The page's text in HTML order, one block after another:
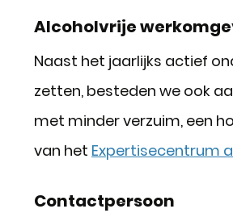
Alcoholvrije
Naast het jaarlijks actief
zetten, besteden we ook
met minder verzuim, een
van het Expertisecentrum
Contactpersoon